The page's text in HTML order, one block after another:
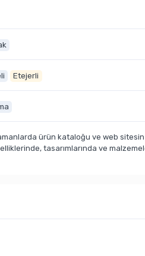
Etejerli
ürün kataloğu ve web
tasarımlarında ve